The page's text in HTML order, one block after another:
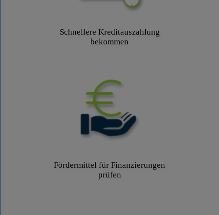
Schnellere Kreditauszahlung
bekommen
Fördermittel für Finanzierungen
prüfen